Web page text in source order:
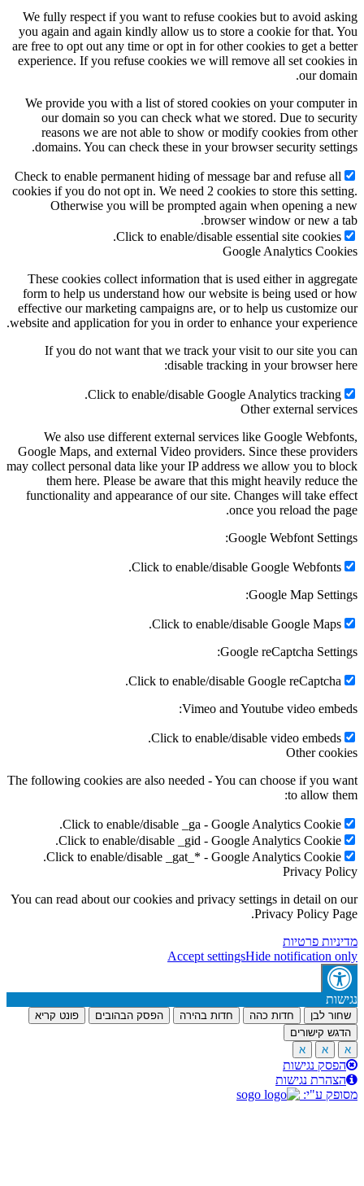
We fully respect if you want to refuse cookies but to avoid
you again and again kindly allow us to store a cookie for that.
are free to opt out any time or opt in for other cookies to get a
experience. If you refuse cookies we will remove all set
our
We provide you with a list of stored cookies on your
our domain so you can check what we stored. Due to
reasons we are not able to show or modify cookies from
domains. You can check these in your browser security
Check to enable permanent hiding of message bar and refuse
cookies if you do not opt in. We need 2 cookies to store this
Otherwise you will be prompted again when opening a
browser window or new a
Click to enable/disable essential site
Google Analytics
These cookies collect information that is used either in
form to help us understand how our website is being used or
effective our marketing campaigns are, or to help us
website and application for you in order to enhance your
If you do not want that we track your visit to our site you
disable tracking in your browser
Click to enable/disable Google Analytics
Other external
We also use different external services like Google
Google Maps, and external Video providers. Since these
may collect personal data like your IP address we allow you to
them here. Please be aware that this might heavily
functionality and appearance of our site. Changes will take
once you reload the
Google Webfont
Click to enable/disable Google
Google Map
Click to enable/disable Google
Google reCaptcha
Click to enable/disable Google
Vimeo and Youtube video
Click to enable/disable video
Other
The following cookies are also needed - You can choose if you
to allow
Click to enable/disable _ga - Google Analytics
Click to enable/disable _gid - Google Analytics
Click to enable/disable _gat_* - Google Analytics
Privacy
You can read about our cookies and privacy settings in detail
Privacy Policy
פרטיות
Accept settings Hide notification
לבן חדות כהה חדות בהירה הפסק הבהובים
פונט קריא
קישורים
א
א
נגישות
נגישות
ע"י: